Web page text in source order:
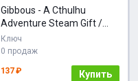
Gibbous - A Cthulhu
Adventure Steam Gift /
Россия + МИР / АВТО
Ключ
0 продаж
137 ₽ Купить